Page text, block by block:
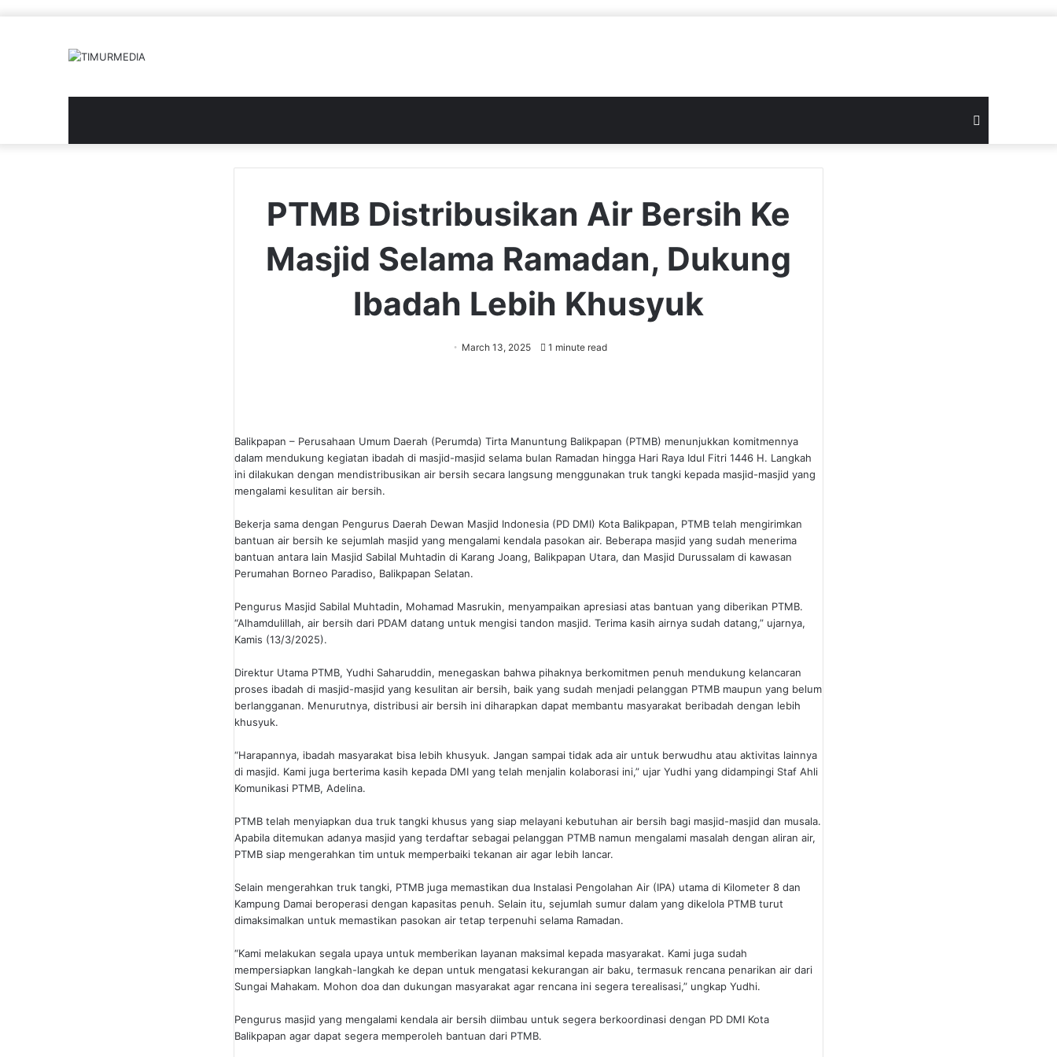
PTMB Distribusikan Air Bersih Ke
Masjid Selama Ramadan, Dukung
Ibadah Lebih Khusyuk
March 13, 2025 1 minute read
Balikpapan – Perusahaan Umum Daerah (Perumda) Tirta Manuntung Balikpapan (PTMB) menunjukkan komitmennya
dalam mendukung kegiatan ibadah di masjid-masjid selama bulan Ramadan hingga Hari Raya Idul Fitri 1446 H. Langkah
ini dilakukan dengan mendistribusikan air bersih secara langsung menggunakan truk tangki kepada masjid-masjid yang
mengalami kesulitan air bersih.
Bekerja sama dengan Pengurus Daerah Dewan Masjid Indonesia (PD DMI) Kota Balikpapan, PTMB telah mengirimkan
bantuan air bersih ke sejumlah masjid yang mengalami kendala pasokan air. Beberapa masjid yang sudah menerima
bantuan antara lain Masjid Sabilal Muhtadin di Karang Joang, Balikpapan Utara, dan Masjid Durussalam di kawasan
Perumahan Borneo Paradiso, Balikpapan Selatan.
Pengurus Masjid Sabilal Muhtadin, Mohamad Masrukin, menyampaikan apresiasi atas bantuan yang diberikan PTMB.
“Alhamdulillah, air bersih dari PDAM datang untuk mengisi tandon masjid. Terima kasih airnya sudah datang,” ujarnya,
Kamis (13/3/2025).
Direktur Utama PTMB, Yudhi Saharuddin, menegaskan bahwa pihaknya berkomitmen penuh mendukung kelancaran
proses ibadah di masjid-masjid yang kesulitan air bersih, baik yang sudah menjadi pelanggan PTMB maupun yang belum
berlangganan. Menurutnya, distribusi air bersih ini diharapkan dapat membantu masyarakat beribadah dengan lebih
khusyuk.
“Harapannya, ibadah masyarakat bisa lebih khusyuk. Jangan sampai tidak ada air untuk berwudhu atau aktivitas lainnya
di masjid. Kami juga berterima kasih kepada DMI yang telah menjalin kolaborasi ini,” ujar Yudhi yang didampingi Staf Ahli
Komunikasi PTMB, Adelina.
PTMB telah menyiapkan dua truk tangki khusus yang siap melayani kebutuhan air bersih bagi masjid-masjid dan musala.
Apabila ditemukan adanya masjid yang terdaftar sebagai pelanggan PTMB namun mengalami masalah dengan aliran air,
PTMB siap mengerahkan tim untuk memperbaiki tekanan air agar lebih lancar.
Selain mengerahkan truk tangki, PTMB juga memastikan dua Instalasi Pengolahan Air (IPA) utama di Kilometer 8 dan
Kampung Damai beroperasi dengan kapasitas penuh. Selain itu, sejumlah sumur dalam yang dikelola PTMB turut
dimaksimalkan untuk memastikan pasokan air tetap terpenuhi selama Ramadan.
“Kami melakukan segala upaya untuk memberikan layanan maksimal kepada masyarakat. Kami juga sudah
mempersiapkan langkah-langkah ke depan untuk mengatasi kekurangan air baku, termasuk rencana penarikan air dari
Sungai Mahakam. Mohon doa dan dukungan masyarakat agar rencana ini segera terealisasi,” ungkap Yudhi.
Pengurus masjid yang mengalami kendala air bersih diimbau untuk segera berkoordinasi dengan PD DMI Kota
Balikpapan agar dapat segera memperoleh bantuan dari PTMB.